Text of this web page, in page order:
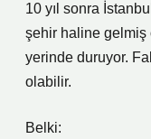
10 yıl sonra
şehir haline gelmiş
yerinde duruyor.
olabilir.
Belki: